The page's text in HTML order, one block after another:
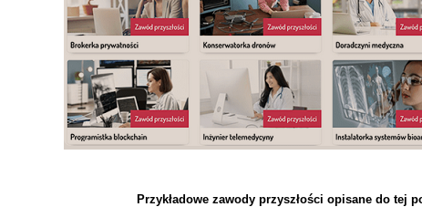
Przykładowe zawody przyszłości opisane do tej